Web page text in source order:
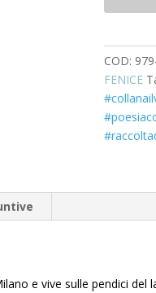
COD:
FENICE
e vive sulle pendici del